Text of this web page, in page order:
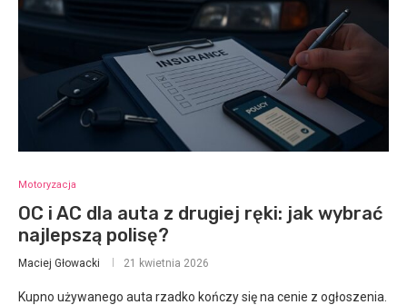
Motoryzacja
OC i AC dla auta z drugiej ręki: jak wybrać
najlepszą polisę?
Maciej Głowacki 21 kwietnia 2026
Kupno używanego auta rzadko kończy się na cenie z ogłoszenia.